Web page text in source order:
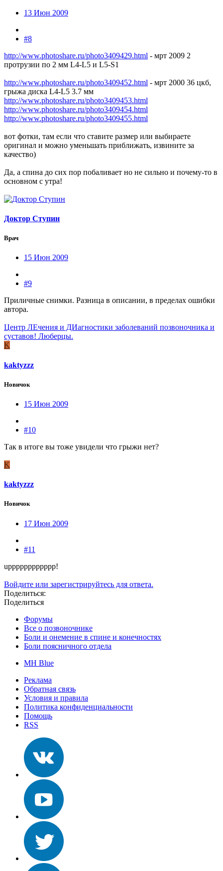
13 Июн 2009
#8
http://www.photoshare.ru/photo3409429.html - мрт 2009 2
протрузии по 2 мм L4-L5 и L5-S1
http://www.photoshare.ru/photo3409452.html - мрт 2000 36 цкб,
грыжа диска L4-L5 3.7 мм
http://www.photoshare.ru/photo3409453.html
http://www.photoshare.ru/photo3409454.html
http://www.photoshare.ru/photo3409455.html
вот фотки, там если что ставите размер или выбираете
оригинал и можно уменьшать приближать, извините за
качество)
Да, а спина до сих пор побаливает но не сильно и почему-то в
основном с утра!
Доктор Ступин
Врач
15 Июн 2009
#9
Приличные снимки. Разница в описании, в пределах ошибки
автора.
Центр ЛЕчения и ДИагностики заболеваний позвоночника и
суставов! Люберцы.
K
kaktyzzz
Новичок
15 Июн 2009
#10
Так в итоге вы тоже увидели что грыжи нет?
K
kaktyzzz
Новичок
17 Июн 2009
#11
upppppppppppp!
Войдите или зарегистрируйтесь для ответа.
Поделиться:
Поделиться
Форумы
Все о позвоночнике
Боли и онемение в спине и конечностях
Боли поясничного отдела
MH Blue
Реклама
Обратная связь
Условия и правила
Политика конфиденциальности
Помощь
RSS